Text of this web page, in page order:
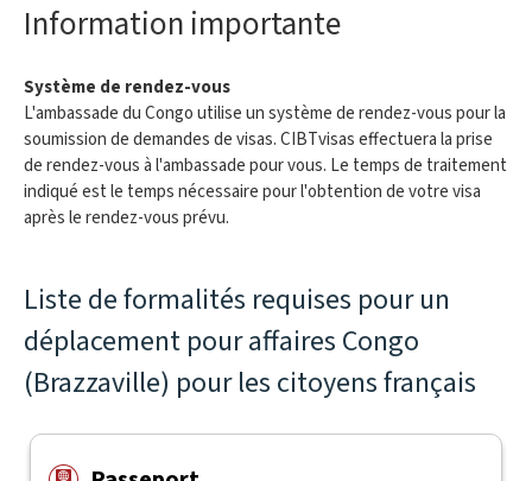
Information importante
Système de rendez-vous
L'ambassade du Congo utilise un système de rendez-vous pour la
soumission de demandes de visas. CIBTvisas effectuera la prise
de rendez-vous à l'ambassade pour vous. Le temps de traitement
indiqué est le temps nécessaire pour l'obtention de votre visa
après le rendez-vous prévu.
Liste de formalités requises pour un
déplacement pour affaires Congo
(Brazzaville) pour les citoyens français